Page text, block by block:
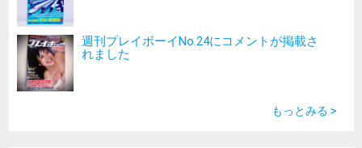
週刊プレイボーイNo.24にコメントが掲載さ
れました
もっとみる >